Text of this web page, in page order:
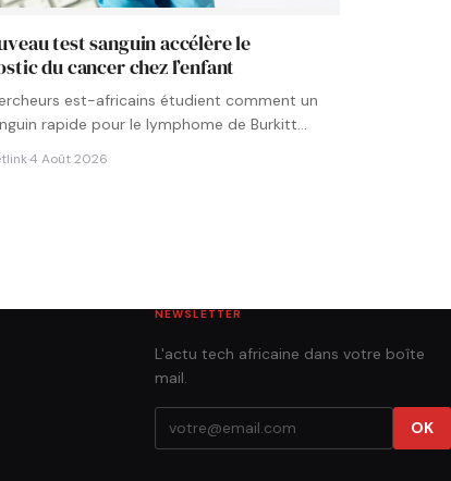
test sanguin accélère le
du cancer chez l’enfant
est-africains étudient comment un
rapide pour le lymphome de Burkitt
·4 Août 2026
NEWSLETTER
L'actu tech africaine dans votre boîte
mail.
OK